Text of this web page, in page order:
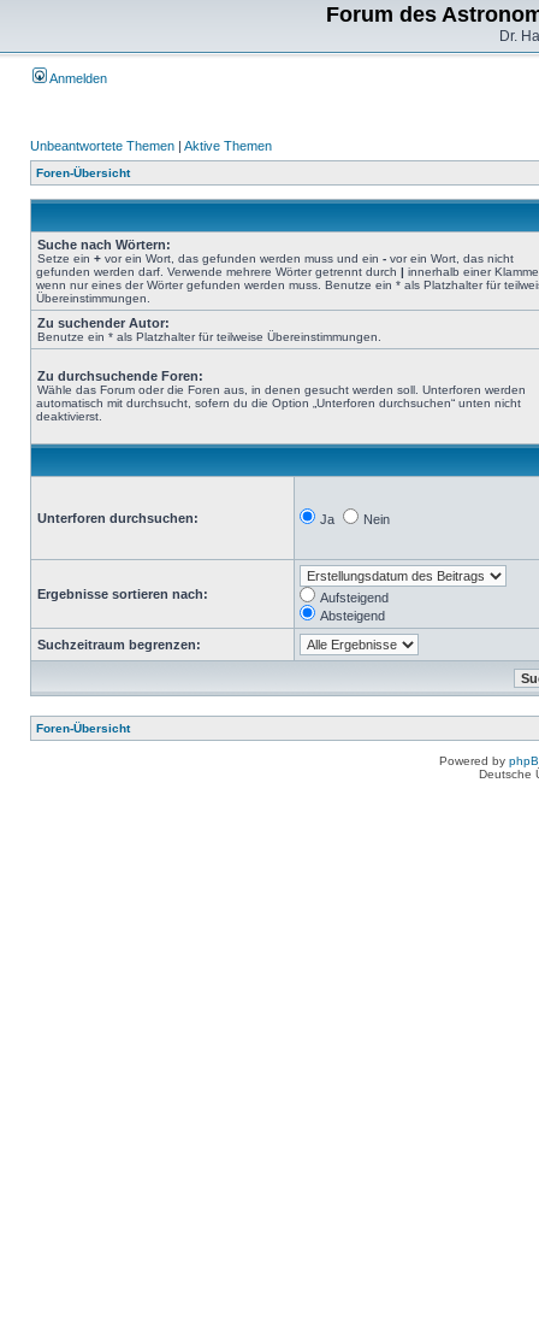
Forum des
Dr.
Anmelden
Unbeantwortete Themen | Aktive Themen
Foren-Übersicht
Suche nach Wörtern:
Setze ein + vor ein Wort, das gefunden werden muss und ein - vor ein Wort, das nicht
gefunden werden darf. Verwende mehrere Wörter getrennt durch | innerhalb einer
wenn nur eines der Wörter gefunden werden muss. Benutze ein * als Platzhalter für
Übereinstimmungen.
Zu suchender Autor:
Benutze ein * als Platzhalter für teilweise Übereinstimmungen.
Zu durchsuchende Foren:
Wähle das Forum oder die Foren aus, in denen gesucht werden soll. Unterforen werden
automatisch mit durchsucht, sofern du die Option „Unterforen durchsuchen“ unten nicht
deaktivierst.
Unterforen durchsuchen: Ja Nein
Ergebnisse sortieren nach:
Aufsteigend
Absteigend
Suchzeitraum begrenzen:
Foren-Übersicht
Powered by
Deutsche